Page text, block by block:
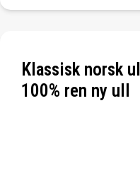
Klassisk norsk
100% ren ny ull